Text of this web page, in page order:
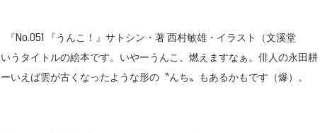
No.051 『うんこ！』サトシン・著 西村敏雄・イラスト（文溪堂
うタイトルの絵本です。いやーうんこ、燃えますなぁ。俳人の永田耕
えば雲が古くなったような形の〝んち〟もあるかもです（爆）。